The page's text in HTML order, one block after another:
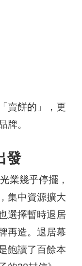
賣餅的」，更
牌。
發
業幾乎停擺，
集中資源擴大
選擇暫時退居
再造。退居幕
飽讀了百餘本